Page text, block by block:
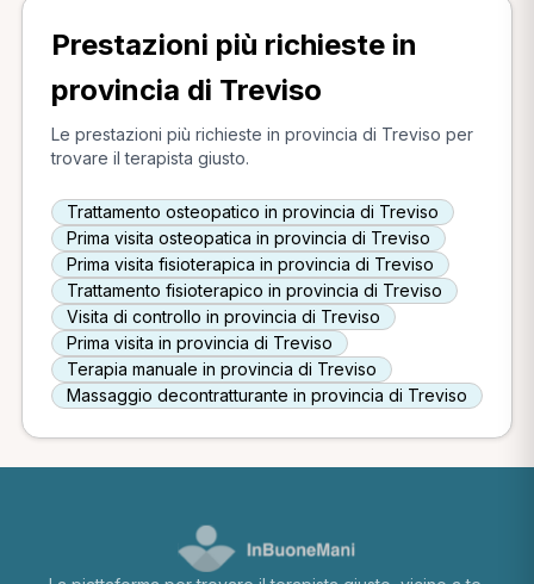
Prestazioni più richieste in
provincia di Treviso
Le prestazioni più richieste in provincia di Treviso per
trovare il terapista giusto.
Trattamento osteopatico in provincia di Treviso
Prima visita osteopatica in provincia di Treviso
Prima visita fisioterapica in provincia di Treviso
Trattamento fisioterapico in provincia di Treviso
Visita di controllo in provincia di Treviso
Prima visita in provincia di Treviso
Terapia manuale in provincia di Treviso
Massaggio decontratturante in provincia di Treviso